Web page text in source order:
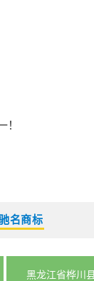
名商标
黑龙江省桦川